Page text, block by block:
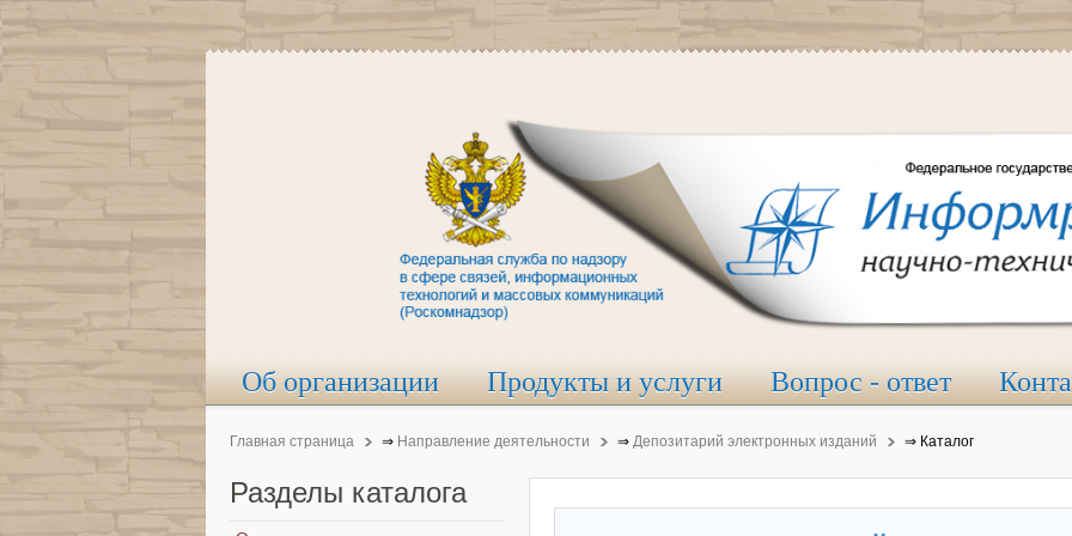
Об организации Продукты и услуги Вопрос - ответ
Главная страница ⇒ Направление деятельности ⇒ Депозитарий электронных изданий ⇒ Каталог
Разделы каталога